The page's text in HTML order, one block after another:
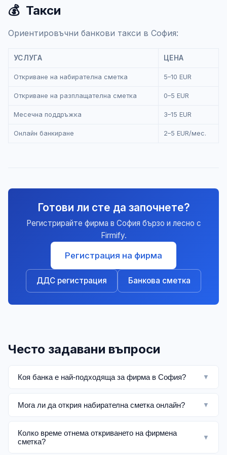
💰 Такси
Ориентировъчни банкови такси в София:
УСЛУГА ЦЕНА
Откриване на набирателна сметка 5–10 EUR
Откриване на разплащателна сметка 0–5 EUR
Месечна поддръжка 3–15 EUR
Онлайн банкиране 2–5 EUR/мес.
Готови ли сте да започнете?
Регистрирайте фирма в София бързо и лесно с
Firmify.
Регистрация на фирма
ДДС регистрация Банкова сметка
Често задавани въпроси
Коя банка е най-подходяща за фирма в София? ▼
Мога ли да открия набирателна сметка онлайн? ▼
Колко време отнема откриването на фирмена
сметка?
▼